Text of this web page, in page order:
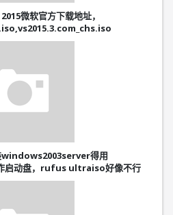
微软官方下载地址，
windows2003server得用
启动盘，rufus ultraiso好像不行